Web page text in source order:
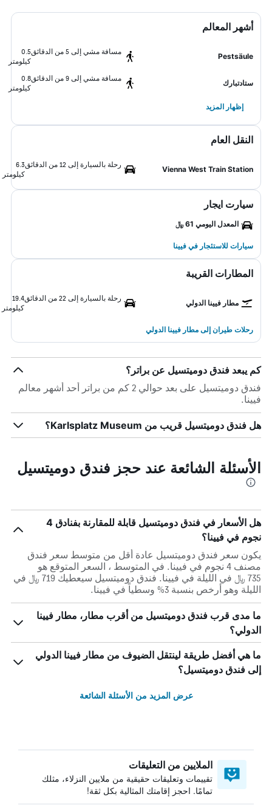
أشهر المعالم
Pestsäule
مسافة مشي إلى 5 من الدقائق
0.5
كيلومتر
ستادتبارك
مسافة مشي إلى 9 من الدقائق
0.8
كيلومتر
إظهار المزيد
النقل العام
Vienna West Train Station
رحلة بالسيارة إلى 12 من الدقائق
6.3
كيلومتر
سيارت ايجار
المعدل اليومي 61 ﷼
سيارات للاستئجار في فيينا
المطارات القريبة
مطار فيينا الدولي
رحلة بالسيارة إلى 22 من الدقائق
19.4
كيلومتر
رحلات طيران إلى مطار فيينا الدولي
كم يبعد فندق دوميتسيل عن براتر؟
فندق دوميتسيل على بعد حوالي 2 كم من براتر أحد أشهر معالم
فيينا.
هل فندق دوميتسيل قريب من Karlsplatz Museum؟
الأسئلة الشائعة عند حجز فندق دوميتسيل
هل الأسعار في فندق دوميتسيل قابلة للمقارنة بفنادق 4
نجوم في فيينا؟
يكون سعر فندق دوميتسيل عادة أقل من متوسط ​​سعر فندق
مصنف 4 نجوم في فيينا. في المتوسط ، السعر المتوقع هو
735 ﷼ في الليلة في فيينا. فندق دوميتسيل سيعطيك 719 ﷼ في
الليلة وهو أرخص بنسبة 3% وسطياً في فيينا.
ما مدى قرب فندق دوميتسيل من أقرب مطار، مطار فيينا
الدولي؟
ما هي أفضل طريقة لينتقل الضيوف من مطار فيينا الدولي
إلى فندق دوميتسيل؟
عرض المزيد من الأسئلة الشائعة
الملايين من التعليقات
تقييمات وتعليقات حقيقية من ملايين النزلاء، مثلك
تمامًا. احجز إقامتك المثالية بكل ثقة!